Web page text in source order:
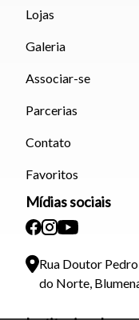
Lojas
Galeria
Associar-se
Parcerias
Contato
Favoritos
Mídias sociais
Rua Doutor
do Norte,